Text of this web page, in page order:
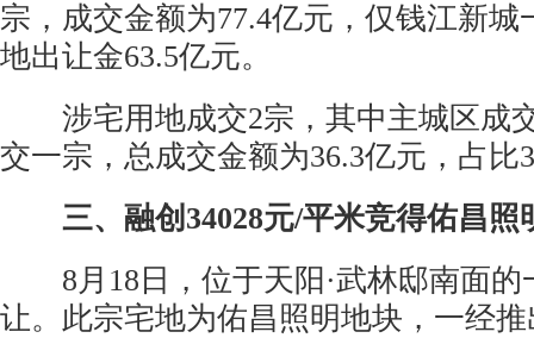
宗，成交金额为77.4亿元，仅钱江新城
地出让金63.5亿元。
涉宅用地成交2宗，其中主城区成
交一宗，总成交金额为36.3亿元，占比
三、融创34028元/平米竞得佑昌照
8月18日，位于天阳·武林邸南面的
让。此宗宅地为佑昌照明地块，一经